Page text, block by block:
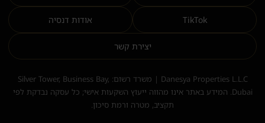
TikTok אודות דנסיה
יצירת קשר
Danesya Properties L.L.C | משרד רשום: Silver Tower, Business Bay,
Dubai. המידע באתר אינו מהווה ייעוץ השקעות אישי; כל עסקה נבדקת לפי
תקציב, מטרה ורמת סיכון.